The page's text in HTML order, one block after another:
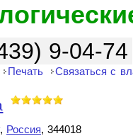
9-04-74
Печать Связаться с
, Россия, 344018